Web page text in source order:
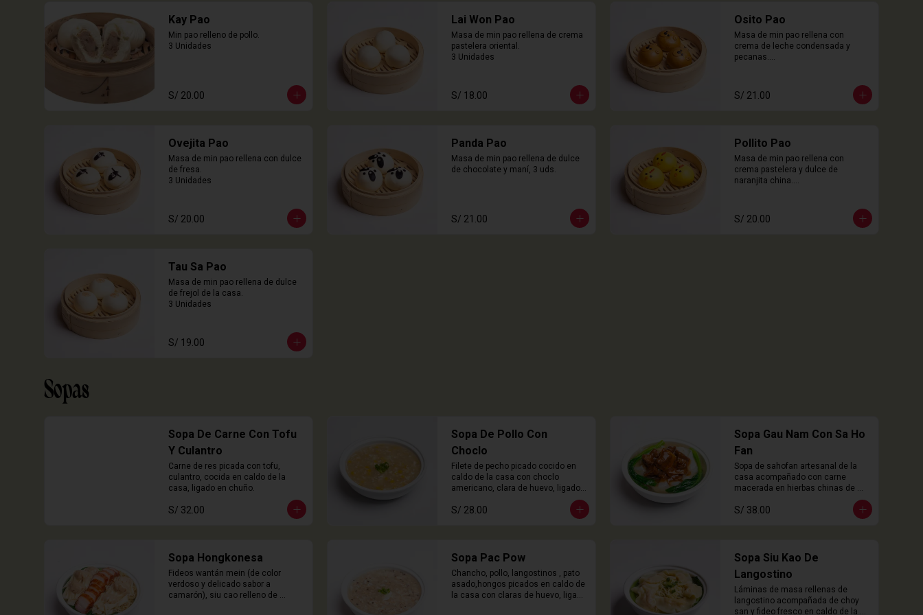
Kay Pao
Min pao relleno de pollo.
3 Unidades
S/ 20.00
Lai Won Pao
Masa de min pao rellena de crema
pastelera oriental.
3 Unidades
S/ 18.00
Osito Pao
Masa de min pao rellena con
crema de leche condensada y
pecanas.
S/ 21.00
Ovejita Pao
Masa de min pao rellena con dulce
de fresa.
3 Unidades
S/ 20.00
Panda Pao
Masa de min pao rellena de dulce
de chocolate y maní, 3 uds.
S/ 21.00
Pollito Pao
Masa de min pao rellena con
crema pastelera y dulce de
naranjita china.
S/ 20.00
Tau Sa Pao
Masa de min pao rellena de dulce
de frejol de la casa.
3 Unidades
S/ 19.00
Sopas
Sopa De Carne Con Tofu
Y Culantro
Carne de res picada con tofu,
culantro, cocida en caldo de la
casa, ligado en chuño.
S/ 32.00
Sopa De Pollo Con
Choclo
Filete de pecho picado cocido en
caldo de la casa con choclo
americano, clara de huevo, ligado
S/ 28.00
Sopa Gau Nam Con Sa Ho
Fan
Sopa de sahofan artesanal de la
casa acompañado con carne
macerada en hierbas chinas de
S/ 38.00
Sopa Hongkonesa
Fideos wantán mein (de color
verdoso y delicado sabor a
camarón), siu cao relleno de
Sopa Pac Pow
Chancho, pollo, langostinos , pato
asado,hongos picados en caldo de
la casa con claras de huevo, ligado
Sopa Siu Kao De
Langostino
Láminas de masa rellenas de
langostino acompañada de choy
san y fideo fresco en caldo de la